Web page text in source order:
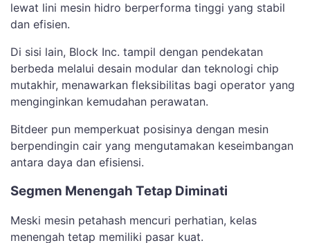
lewat lini mesin hidro berperforma tinggi yang stabil
dan efisien.
Di sisi lain, Block Inc. tampil dengan pendekatan
berbeda melalui desain modular dan teknologi chip
mutakhir, menawarkan fleksibilitas bagi operator yang
menginginkan kemudahan perawatan.
Bitdeer pun memperkuat posisinya dengan mesin
berpendingin cair yang mengutamakan keseimbangan
antara daya dan efisiensi.
Segmen Menengah Tetap Diminati
Meski mesin petahash mencuri perhatian, kelas
menengah tetap memiliki pasar kuat.